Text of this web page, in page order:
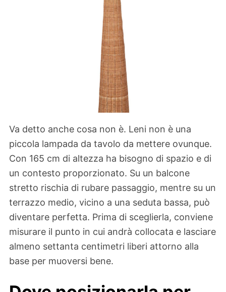
Va detto anche cosa non è. Leni non è una
piccola lampada da tavolo da mettere ovunque.
Con 165 cm di altezza ha bisogno di spazio e di
un contesto proporzionato. Su un balcone
stretto rischia di rubare passaggio, mentre su un
terrazzo medio, vicino a una seduta bassa, può
diventare perfetta. Prima di sceglierla, conviene
misurare il punto in cui andrà collocata e lasciare
almeno settanta centimetri liberi attorno alla
base per muoversi bene.